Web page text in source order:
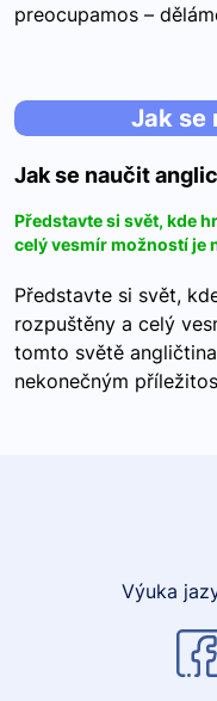
preocupamos –
Jak se
Jak se naučit
Představte si svět, kde
celý vesmír možností je
Představte si svět,
rozpuštěny a celý
tomto světě
nekonečným
Výuka